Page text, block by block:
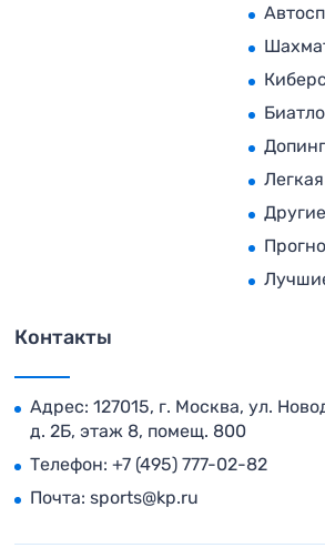
Допинг
Другие
Контакты
Адрес: 127015, г. Москва, ул.
д. 2Б, этаж 8, помещ. 800
Телефон: +7 (495) 777-02-82
Почта: sports@kp.ru